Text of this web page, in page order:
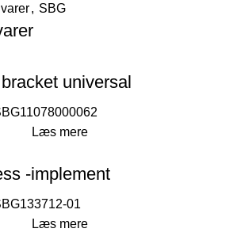
, SBG
universal
Læs mere
-implement
01
Læs mere